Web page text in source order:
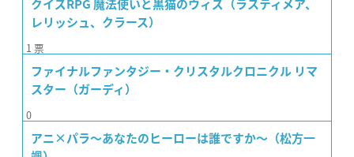
クイズRPG 魔法使いと黒猫のウィズ（ラスティメア、
レリッシュ、クラース）
1 票
ファイナルファンタジー・クリスタルクロニクル リマ
スター（ガーディ）
0
アニ×パラ〜あなたのヒーローは誰ですか〜（松方一